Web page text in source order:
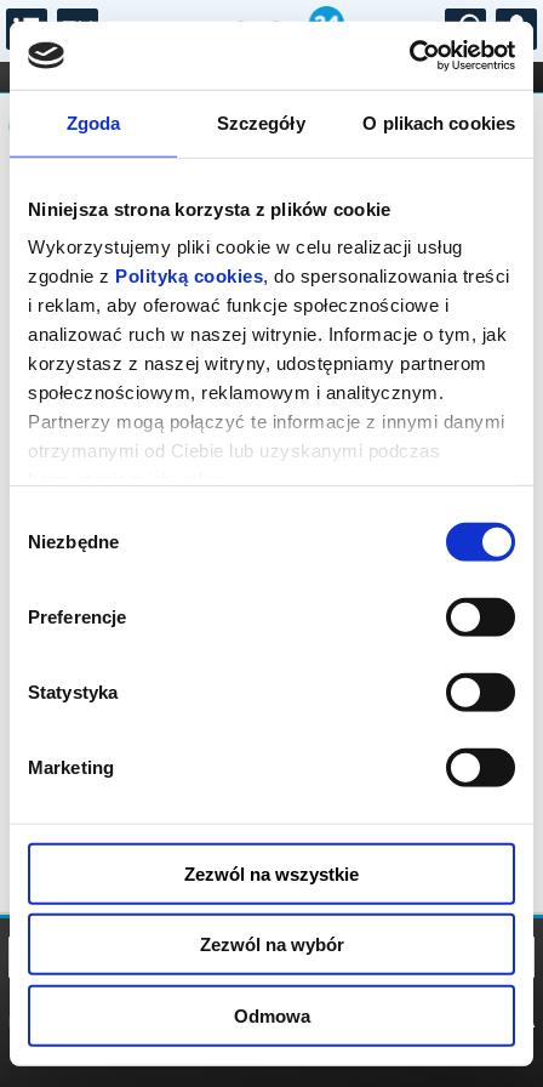
Zgoda Szczegóły O plikach cookies
Niniejsza strona korzysta z plików cookie
Wykorzystujemy pliki cookie w celu realizacji usług
zgodnie z Polityką cookies, do spersonalizowania treści
i reklam, aby oferować funkcje społecznościowe i
analizować ruch w naszej witrynie. Informacje o tym, jak
korzystasz z naszej witryny, udostępniamy partnerom
społecznościowym, reklamowym i analitycznym.
Partnerzy mogą połączyć te informacje z innymi danymi
otrzymanymi od Ciebie lub uzyskanymi podczas
zgody
Niezbędne
Preferencje
Statystyka
Marketing
Zezwól na wszystkie
Zezwól na wybór
Odmowa
...
FILHARMONIA OPERA I BALET
STAND-UP
DLA DZIECI
Komunikat
Sprzedaż biletów on-line na wydarzenie
została zakończona.
POLITYKA
POLITYKA